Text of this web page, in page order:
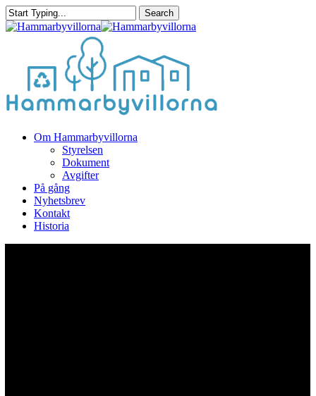
Skip
to
Search
Close
Menu
Om Hammarbyvillorna
Styrelsen
Dokument
Avgifter
På gång
Nyhetsbrev
Kontakt
Historia